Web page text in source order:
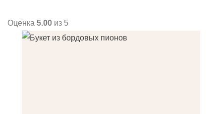
Оценка 5.00 из 5